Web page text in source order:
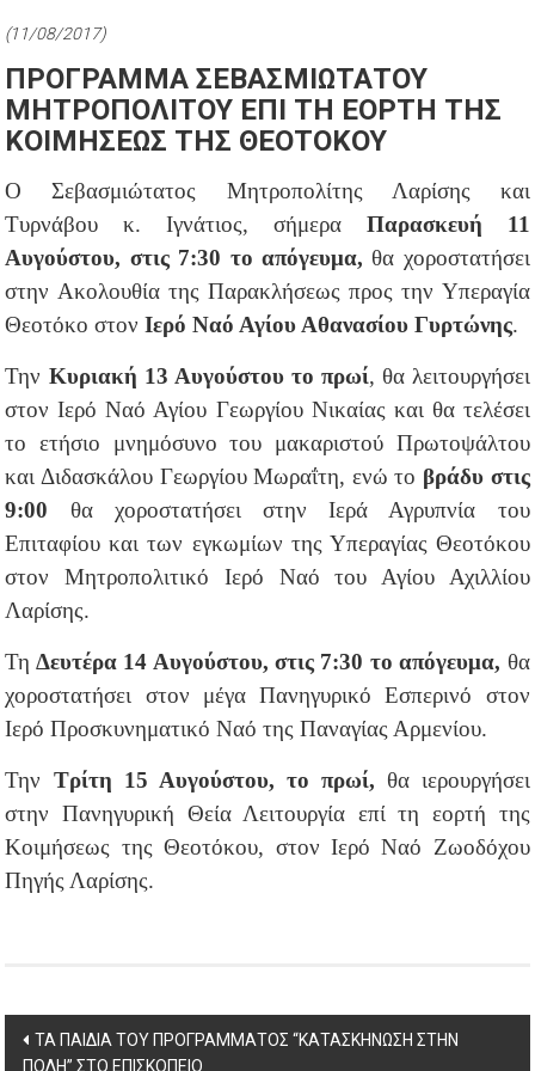
(11/08/2017)
ΠΡΟΓΡΑΜΜΑ ΣΕΒΑΣΜΙΩΤΑΤΟΥ
ΜΗΤΡΟΠΟΛΙΤΟΥ ΕΠΙ ΤΗ ΕΟΡΤΗ ΤΗΣ
ΚΟΙΜΗΣΕΩΣ ΤΗΣ ΘΕΟΤΟΚΟΥ
Ο Σεβασμιώτατος Μητροπολίτης Λαρίσης και
Τυρνάβου κ. Ιγνάτιος, σήμερα Παρασκευή 11
Αυγούστου, στις 7:30 το απόγευμα, θα χοροστατήσει
στην Ακολουθία της Παρακλήσεως προς την Υπεραγία
Θεοτόκο στονΙερό Ναό Αγίου Αθανασίου Γυρτώνης.
Την Κυριακή 13 Αυγούστου το πρωί, θα λειτουργήσει
στον Ιερό Ναό Αγίου Γεωργίου Νικαίας και θα τελέσει
το ετήσιο μνημόσυνο του μακαριστού Πρωτοψάλτου
και Διδασκάλου Γεωργίου Μωραΐτη, ενώ το βράδυ στις
9:00 θα χοροστατήσει στην Ιερά Αγρυπνία του
Επιταφίου και των εγκωμίων της Υπεραγίας Θεοτόκου
στον Μητροπολιτικό Ιερό Ναό του Αγίου Αχιλλίου
Λαρίσης.
Τη Δευτέρα 14 Αυγούστου, στις 7:30 το απόγευμα, θα
χοροστατήσει στον μέγα Πανηγυρικό Εσπερινό στον
Ιερό Προσκυνηματικό Ναό της Παναγίας Αρμενίου.
Την Τρίτη 15 Αυγούστου, το πρωί, θα ιερουργήσει
στην Πανηγυρική Θεία Λειτουργία επί τη εορτή της
Κοιμήσεως της Θεοτόκου, στον Ιερό Ναό Ζωοδόχου
Πηγής Λαρίσης.
Post
ΤΑ ΠΑΙΔΙΑ ΤΟΥ ΠΡΟΓΡΑΜΜΑΤΟΣ “ΚΑΤΑΣΚΗΝΩΣΗ ΣΤΗΝ
ΠΟΛΗ” ΣΤΟ ΕΠΙΣΚΟΠΕΙΟ